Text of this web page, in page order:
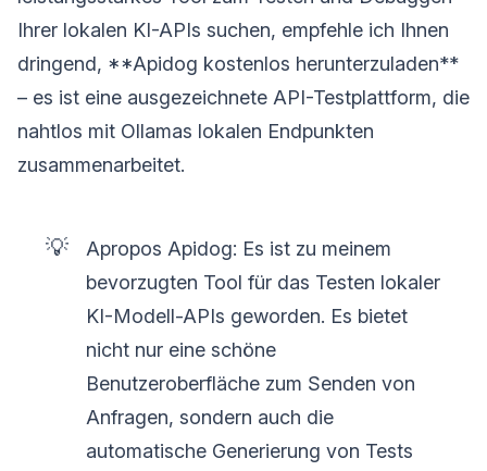
Ihrer lokalen KI-APIs suchen, empfehle ich Ihnen
dringend, **Apidog kostenlos herunterzuladen**
– es ist eine ausgezeichnete API-Testplattform, die
nahtlos mit Ollamas lokalen Endpunkten
zusammenarbeitet.
💡
Apropos Apidog: Es ist zu meinem
bevorzugten Tool für das Testen lokaler
KI-Modell-APIs geworden. Es bietet
nicht nur eine schöne
Benutzeroberfläche zum Senden von
Anfragen, sondern auch die
automatische Generierung von Tests